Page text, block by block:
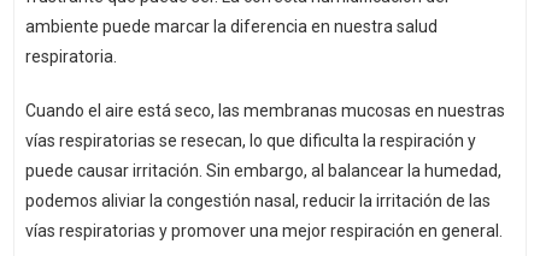
ambiente puede marcar la diferencia en nuestra salud
respiratoria.
Cuando el aire está seco, las membranas mucosas en nuestras
vías respiratorias se resecan, lo que dificulta la respiración y
puede causar irritación. Sin embargo, al balancear la humedad,
podemos aliviar la congestión nasal, reducir la irritación de las
vías respiratorias y promover una mejor respiración en general.